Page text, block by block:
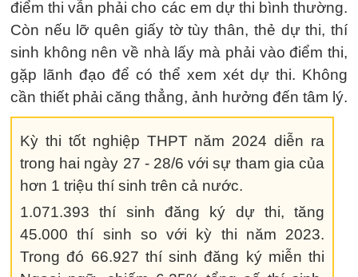
điểm thi vẫn phải cho các em dự thi bình thường.
Còn nếu lỡ quên giấy tờ tùy thân, thẻ dự thi, thí
sinh không nên về nhà lấy mà phải vào điểm thi,
gặp lãnh đạo để có thể xem xét dự thi. Không
cần thiết phải căng thẳng, ảnh hưởng đến tâm lý.
Kỳ thi tốt nghiệp THPT năm 2024 diễn ra
trong hai ngày 27 - 28/6 với sự tham gia của
hơn 1 triệu thí sinh trên cả nước.
1.071.393 thí sinh đăng ký dự thi, tăng
45.000 thí sinh so với kỳ thi năm 2023.
Trong đó 66.927 thí sinh đăng ký miễn thi